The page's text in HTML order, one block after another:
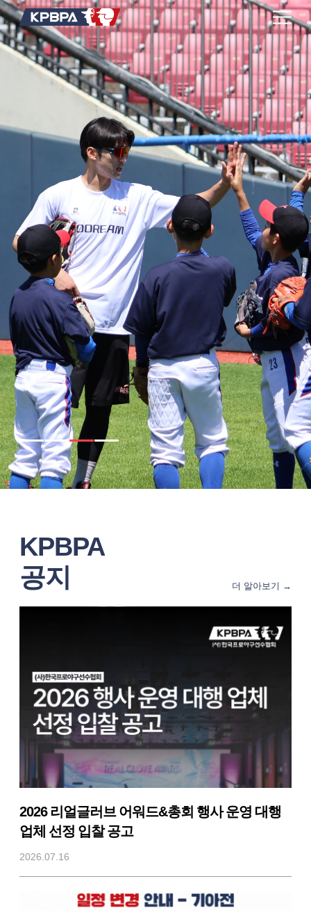
KPBPA
공지
더 알아보기 →
2026 리얼글러브 어워드&총회 행사 운영 대행
업체 선정 입찰 공고
2026.07.16